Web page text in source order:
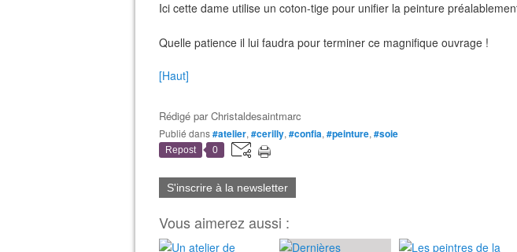
Ici cette dame utilise un coton-tige pour unifier la peinture
Quelle patience il lui faudra pour terminer ce magnifique ouvrage !
[Haut]
Rédigé parChristaldesaintmarc
Publié dans#atelier, #cerilly, #confia, #peinture, #soie
Repost 0
S'inscrire à la newsletter
Vous aimerez aussi :